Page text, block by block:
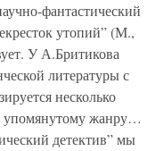
фантастический
утопий” (М.,
У А.Бритикова
литературы с
несколько
упомянутому жанру…
детектив” мы